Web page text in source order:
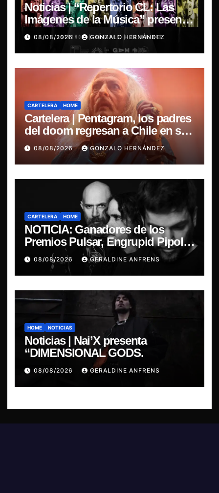
Noticias | “Repertorio CL: Las
Imágenes de la Música” presenta
la esencia del nuevo sonido
nacional
08/08/2026 GONZALO HERNÁNDEZ
CARTELERA HOME
Cartelera | Pentagram, los padres
del doom regresan a Chile en su
última misa
08/08/2026 GONZALO HERNÁNDEZ
CARTELERA HOME
NOTICIA: Ganadores de los
Premios Pulsar, Engrupid Pipol
presentan show exclusivo.
08/08/2026 GERALDINE ANFRENS
HOME NOTICIAS
Noticias | Nai’X presenta
“DIMENSIONAL GODS.
08/08/2026 GERALDINE ANFRENS